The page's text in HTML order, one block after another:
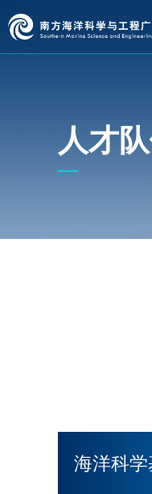
人才
海洋科